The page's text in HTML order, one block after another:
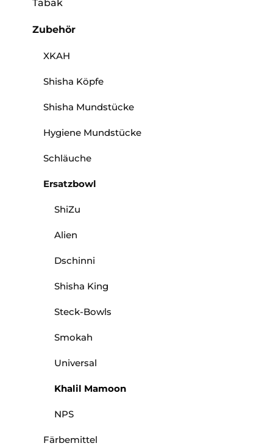
Tabak
Zubehör
XKAH
Shisha Köpfe
Shisha Mundstücke
Hygiene Mundstücke
Schläuche
Ersatzbowl
ShiZu
Alien
Dschinni
Shisha King
Steck-Bowls
Smokah
Universal
Khalil Mamoon
NPS
Färbemittel